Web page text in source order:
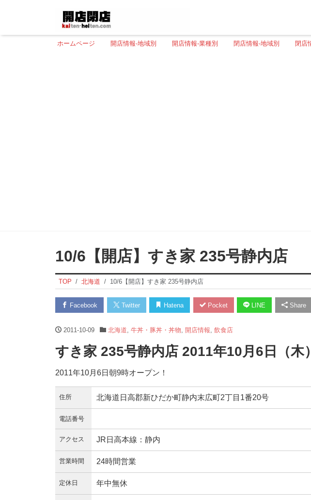
ホームページ 開店情報-地域別 開店情報-業種別 閉店情報-地域別 閉店
10/6【開店】すき家 235号静内店
TOP 北海道 10/6【開店】すき家 235号静内店
Facebook Twitter Hatena Pocket LINE Share
2011-10-09 北海道 牛丼・豚丼・丼物 開店情報 飲食店
すき家 235号静内店 2011年10月6日（木
2011年10月6日朝9時オープン！
住所 北海道日高郡新ひだか町静内末広町2丁目1番20号
電話番号
アクセス JR日高本線：静内
営業時間 24時間営業
定休日 年中無休